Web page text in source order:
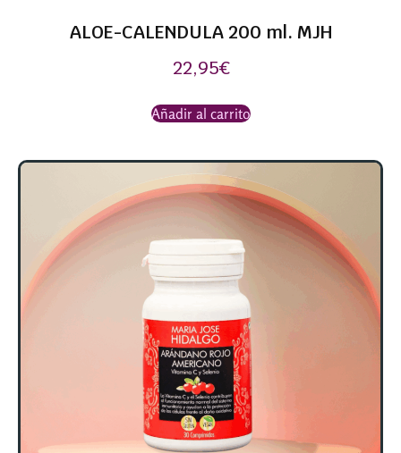
ALOE-CALENDULA 200 ml. MJH
22,95€
Añadir al carrito